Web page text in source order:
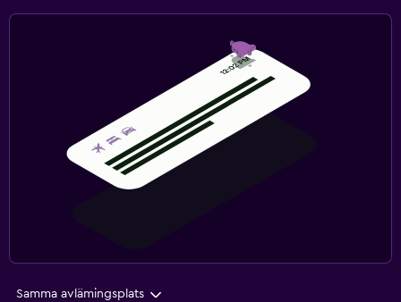
Samma avlämingsplats